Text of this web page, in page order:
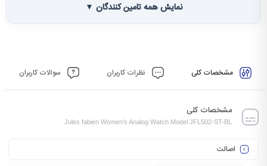
نمایش همه تامین کنندگان ▼
مشخصات کلی نظرات کاربران سوالات کاربران
مشخصات کلی
Jules fabien Women's Analog Watch Model JFL502-ST-BL
اصالت